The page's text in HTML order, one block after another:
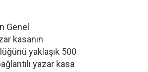
Genel
kasanın
yaklaşık 500
yazar kasa